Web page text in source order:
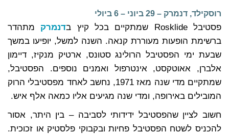
רוסקילד, דנמרק – 29 ביוני – 6 ביולי
פסטיבל Rosklide שמתקיים בכל קיץ ב דנמרק מתהדר
ברשימת הופעות מעוררת קנאה. השנה למשל, יופיעו במשך
שבעת ימי הפסטיבל הרולינג סטונס, ארטיק מנקיז, דיימון
אלברן, אאוטקסט, אינטרפול ואמנים נוספים. הפסטיבל,
שמתקיים מדי שנה מאז 1971, נחשב לאחד מפסטיבלי הרוק
המובילים באירופה, ומדי שנה מגיעים אליו כמאה אלף איש.
חשוב לציין שהפסטיבל ידידותי לסביבה – בין היתר, אסור
להכניס לשטח הפסטיבל פחיות ובקבוקי פלסטיק או זכוכית.